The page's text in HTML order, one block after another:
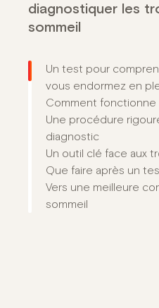
diagnostiquer les
sommeil
Un test pour
vous endormez en
Comment fonctionne
Une procédure
diagnostic
Un outil clé face aux
Que faire après un
Vers une meilleure
sommeil